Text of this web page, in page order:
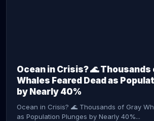
Ocean in Crisis? 🌊 Thousands
Whales Feared Dead as
by Nearly 40%
Ocean in Crisis? 🌊 Thousands of Gray
as Population Plunges by Nearly 40%...